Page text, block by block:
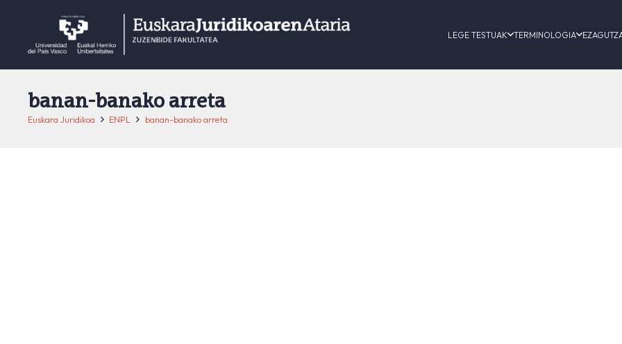
LEGE TESTUAK TERMINOLOGIA
banan-banako arreta
Euskara Juridikoa ENPL banan-banako arreta